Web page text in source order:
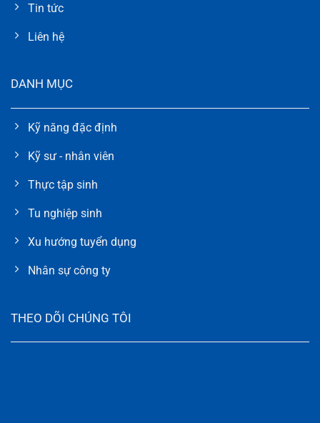
Tin tức
Liên hệ
DANH MỤC
Kỹ năng đặc định
Kỹ sư - nhân viên
Thực tập sinh
Tu nghiệp sinh
Xu hướng tuyển dụng
Nhân sự công ty
THEO DÕI CHÚNG TÔI